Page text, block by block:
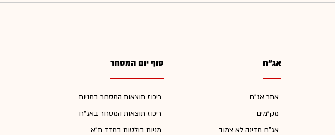
אג"ח
אתר אג"ח
מק"מים
אג"ח מדינה לא צמוד
סוף יום המסחר
ריכוז תוצאות המסחר במניות
ריכוז תוצאות המסחר באג"ח
מניות בולטות במדד ת"א